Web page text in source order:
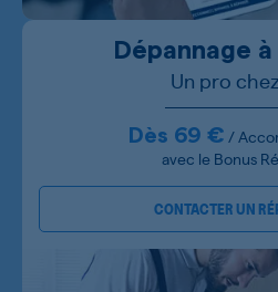
Dépannage
Un pro
Dès 69 € /
avec le Bonus
CONTACTER UN